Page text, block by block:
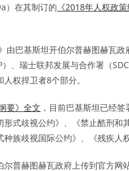
）在其制订的 《2018年人权政
由巴基斯坦开伯尔普赫图赫瓦
、瑞士联邦发展与合作署（
权捍卫者8个部分。
要》全文 ，目前巴基斯坦已经
形式歧视公约》、《禁止酷刑
族歧视国际公约》、《残疾人
尔普赫图赫瓦政府上传到官方